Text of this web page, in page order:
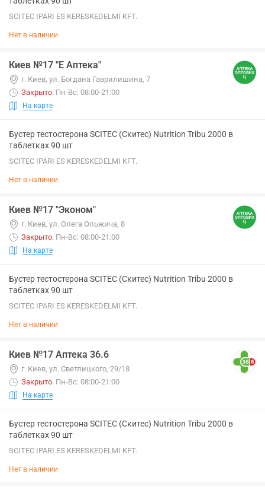
SCITEC IPARI ES KERESKEDELMI KFT.
Нет в наличии
Киев №17 "Е Аптека"
г. Киев, ул. Богдана Гаврилишина, 7
Закрыто. Пн-Вс: 08:00-21:00
На карте
Бустер тестостерона SCITEC (Скитес) Nutrition Tribu 2000 в
таблетках 90 шт
SCITEC IPARI ES KERESKEDELMI KFT.
Нет в наличии
Киев №17 "Эконом"
г. Киев, ул. Олега Ольжича, 8
Закрыто. Пн-Вс: 08:00-21:00
На карте
Бустер тестостерона SCITEC (Скитес) Nutrition Tribu 2000 в
таблетках 90 шт
SCITEC IPARI ES KERESKEDELMI KFT.
Нет в наличии
Киев №17 Аптека 36.6
г. Киев, ул. Светлицкого, 29/18
Закрыто. Пн-Вс: 08:00-21:00
На карте
Бустер тестостерона SCITEC (Скитес) Nutrition Tribu 2000 в
таблетках 90 шт
SCITEC IPARI ES KERESKEDELMI KFT.
Нет в наличии